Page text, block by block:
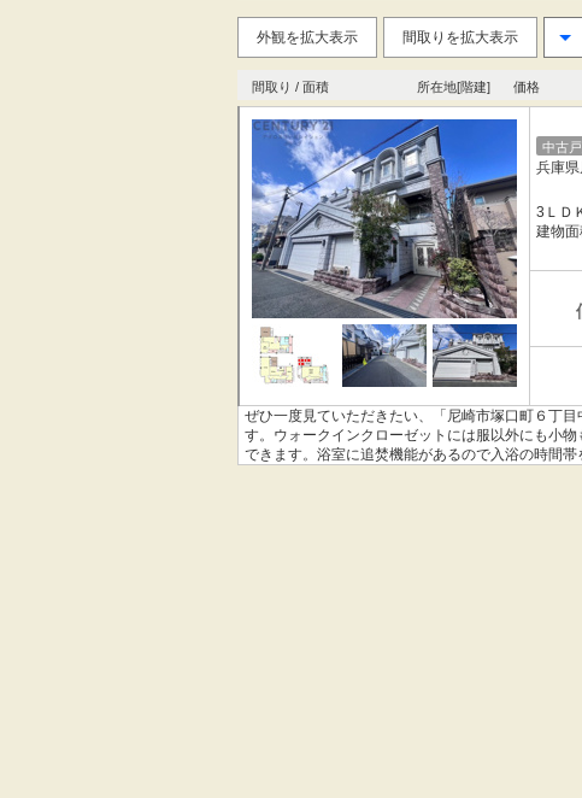
外観を拡大表示 間取りを拡大表示
間取り / 面積 所在地[階建] 価格
中古
兵庫
3ＬＤ
建物
ぜひ一度見ていただきたい、「尼崎市塚口町６丁
す。ウォークインクローゼットには服以外にも小
できます。浴室に追焚機能があるので入浴の時間